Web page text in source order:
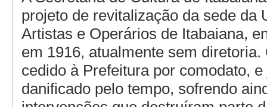
projeto de revitalização da sede da
Artistas e Operários de Itabaiana,
em 1916, atualmente sem diretoria.
cedido à Prefeitura por comodato,
danificado pelo tempo, sofrendo